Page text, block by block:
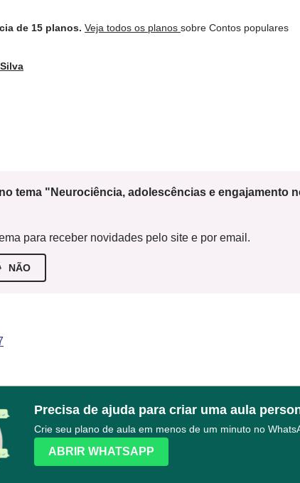
de 15 planos. Veja todos os planos sobre Contos populares
tema "Neurociência, adolescências e engajamento
para receber novidades pelo site e por email.
NÃO
Precisa de ajuda para criar uma aula
Crie seu plano de aula em menos de um minuto no
ABRIR WHATSAPP